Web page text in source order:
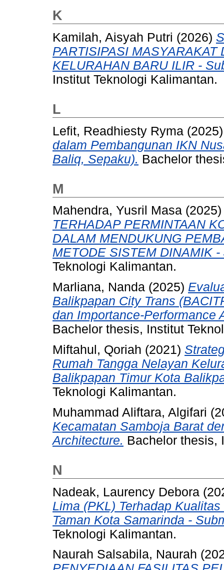
K
Kamilah, Aisyah Putri (2026)
PARTISIPASI
KELURAHAN BARU ILIR -
Institut Teknologi Kalimantan.
L
Lefit, Readhiesty Ryma
dalam Pembangunan IKN
Baliq, Sepaku). Bachelor
M
Mahendra, Yusril Masa
TERHADAP PERMINTAAN
DALAM MENDUKUNG
METODE SISTEM DINAMIK -
Teknologi Kalimantan.
Marliana, Nanda (2025)
Balikpapan City Trans
dan Importance-Performance
Bachelor thesis, Institut
Miftahul, Qoriah (2021)
Rumah Tangga Nelayan
Balikpapan Timur Kota
Teknologi Kalimantan.
Muhammad Aliftara, Algifari
Kecamatan Samboja Barat
Architecture. Bachelor thesis,
N
Nadeak, Laurency Debora
Lima (PKL) Terhadap
Taman Kota Samarinda -
Teknologi Kalimantan.
Naurah Salsabila, Naurah